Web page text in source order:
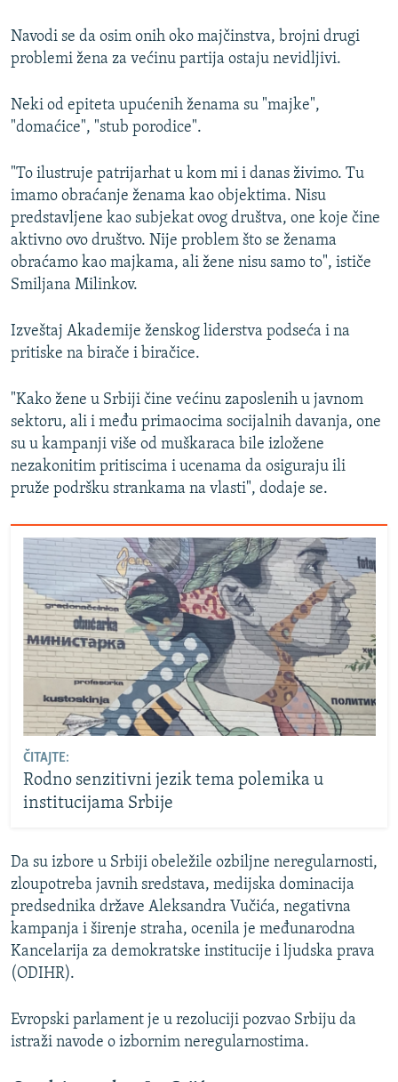
Navodi se da osim onih oko majčinstva, brojni drugi
problemi žena za većinu partija ostaju nevidljivi.
Neki od epiteta upućenih ženama su "majke",
"domaćice", "stub porodice".
"To ilustruje patrijarhat u kom mi i danas živimo. Tu
imamo obraćanje ženama kao objektima. Nisu
predstavljene kao subjekat ovog društva, one koje čine
aktivno ovo društvo. Nije problem što se ženama
obraćamo kao majkama, ali žene nisu samo to", ističe
Smiljana Milinkov.
Izveštaj Akademije ženskog liderstva podseća i na
pritiske na birače i biračice.
"Kako žene u Srbiji čine većinu zaposlenih u javnom
sektoru, ali i među primaocima socijalnih davanja, one
su u kampanji više od muškaraca bile izložene
nezakonitim pritiscima i ucenama da osiguraju ili
pruže podršku strankama na vlasti", dodaje se.
ČITAJTE:
Rodno senzitivni jezik tema polemika u
institucijama Srbije
Da su izbore u Srbiji obeležile ozbiljne neregularnosti,
zloupotreba javnih sredstava, medijska dominacija
predsednika države Aleksandra Vučića, negativna
kampanja i širenje straha, ocenila je međunarodna
Kancelarija za demokratske institucije i ljudska prava
(ODIHR).
Evropski parlament je u rezoluciji pozvao Srbiju da
istraži navode o izbornim neregularnostima.